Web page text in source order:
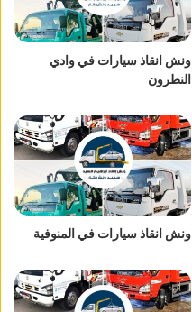
ونش انقاذ سيارات في وادي
النطرون
ونش انقاذ سيارات في المنوفية